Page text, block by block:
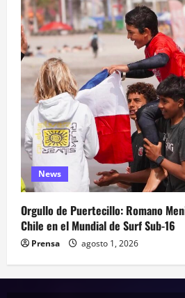
News
Orgullo de Puertecillo: Romano
Chile en el Mundial de Surf Sub-16
Prensa agosto 1, 2026